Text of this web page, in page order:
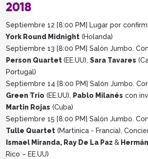
2018
Septiembre 12 [8:00 PM] Lugar por
York Round Midnight (Holanda)
Septiembre 13 [8:00 PM] Salón Jumbo.
Person Quartet(EE.UU), Sara Tavares
Portugal)
Septiembre 14 [8:00 PM] Salón Jumbo.
Green Trio (EE.UU), Pablo Milanés con
Martin Rojas (Cuba)
Septiembre 15 [8:00 PM] Salón Jumbo.
Tulle Quartet (Martinica - Francia),
Ismael Miranda, Ray De La Paz &
Rico – EE.UU)